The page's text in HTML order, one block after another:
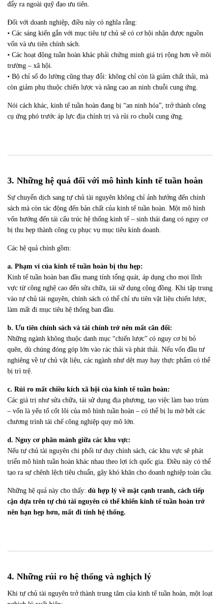
đẩy ra ngoài quỹ đạo ưu tiên.
Đối với doanh nghiệp, điều này có nghĩa rằng:
• Các sáng kiến gắn với mục tiêu tự chủ sẽ có cơ hội nhận được nguồn
vốn và ưu tiên chính sách.
• Các hoạt động tuần hoàn khác phải chứng minh giá trị rộng hơn về môi
trường – xã hội.
• Bộ chỉ số đo lường cũng thay đổi: không chỉ còn là giảm chất thải, mà
còn giảm phụ thuộc chiến lược và nâng cao an ninh chuỗi cung ứng.
Nói cách khác, kinh tế tuần hoàn đang bị “an ninh hóa”, trở thành công
cụ ứng phó trước áp lực địa chính trị và rủi ro chuỗi cung ứng.
3. Những hệ quả đối với mô hình kinh tế tuần hoàn
Sự chuyển dịch sang tự chủ tài nguyên không chỉ ảnh hưởng đến chính
sách mà còn tác động đến bản chất của kinh tế tuần hoàn. Một mô hình
vốn hướng đến tái cấu trúc hệ thống kinh tế – sinh thái đang có nguy cơ
bị thu hẹp thành công cụ phục vụ mục tiêu kinh doanh.
Các hệ quả chính gồm:
a. Phạm vi của kinh tế tuần hoàn bị thu hẹp:
Kinh tế tuần hoàn ban đầu mang tính tổng quát, áp dụng cho mọi lĩnh
vực từ công nghệ cao đến sửa chữa, tái sử dụng cộng đồng. Khi tập trung
vào tự chủ tài nguyên, chính sách có thể chỉ ưu tiên vật liệu chiến lược,
làm mất đi mục tiêu hệ thống ban đầu.
b. Ưu tiên chính sách và tài chính trở nên mất cân đối:
Những ngành không thuộc danh mục “chiến lược” có nguy cơ bị bỏ
quên, dù chúng đóng góp lớn vào rác thải và phát thải. Nếu vốn đầu tư
nghiêng về tự chủ vật liệu, các ngành như dệt may hay thực phẩm có thể
bị trì trệ.
c. Rủi ro mất chiều kích xã hội của kinh tế tuần hoàn:
Các giá trị như sửa chữa, tái sử dụng địa phương, tạo việc làm bao trùm
– vốn là yếu tố cốt lõi của mô hình tuần hoàn – có thể bị lu mờ bởi các
chương trình tái chế công nghiệp quy mô lớn.
d. Nguy cơ phân mảnh giữa các khu vực:
Nếu tự chủ tài nguyên chi phối tư duy chính sách, các khu vực sẽ phát
triển mô hình tuần hoàn khác nhau theo lợi ích quốc gia. Điều này có thể
tạo ra sự chênh lệch tiêu chuẩn, gây khó khăn cho doanh nghiệp toàn cầu.
Những hệ quả này cho thấy: dù hợp lý về mặt cạnh tranh, cách tiếp
cận dựa trên tự chủ tài nguyên có thể khiến kinh tế tuần hoàn trở
nên hạn hẹp hơn, mất đi tính hệ thống.
4. Những rủi ro hệ thống và nghịch lý
Khi tự chủ tài nguyên trở thành trung tâm của kinh tế tuần hoàn, một loạt